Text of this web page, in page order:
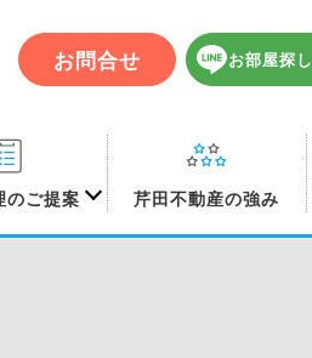
お問合せ お部屋探し
のご提案 芹田不動産の強み